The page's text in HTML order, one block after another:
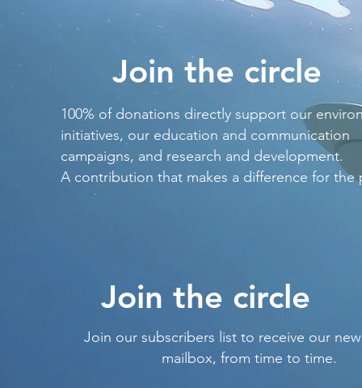
Join the circle
100% of donations directly support our
initiatives, our education and communication
campaigns, and research and development.
A contribution that makes a difference for the
Join the circle
Join our subscribers list to receive our
mailbox, from time to time.